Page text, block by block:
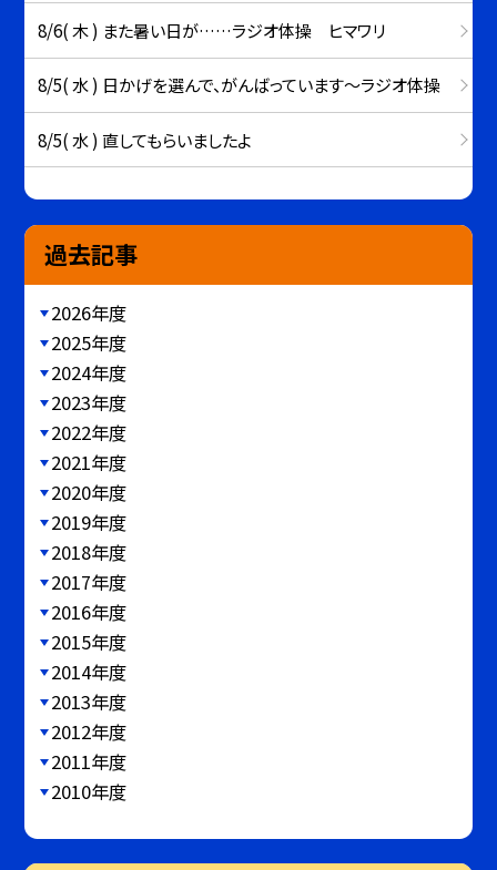
8/6( 木 ) また暑い日が……ラジオ体操 ヒマワリ
8/5( 水 ) 日かげを選んで、がんばっています～ラジオ体操
8/5( 水 ) 直してもらいましたよ
過去記事
2026年度
2025年度
2024年度
2023年度
2022年度
2021年度
2020年度
2019年度
2018年度
2017年度
2016年度
2015年度
2014年度
2013年度
2012年度
2011年度
2010年度